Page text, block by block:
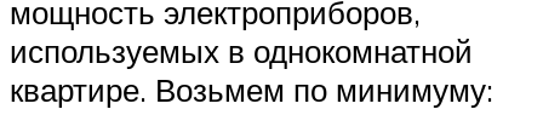
мощность электроприборов,
используемых в однокомнатной
квартире. Возьмем по минимуму: